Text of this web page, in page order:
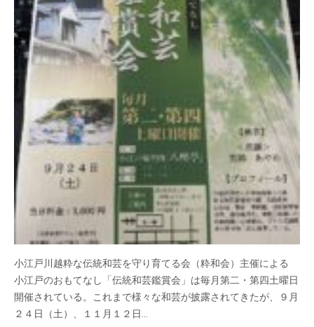
小江戸川越粋な伝統和芸を守り育てる会（粋和会）主催による
小江戸のおもてなし「伝統和芸鑑賞会」は毎月第二・第四土曜日
開催されている。これまで様々な和芸が披露されてきたが、９月
２４日（土）、１１月１２日…